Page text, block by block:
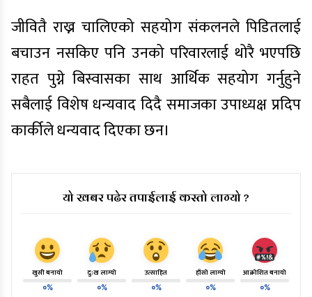
जीवितै राख्न चालिएको सहयोग संकलनले पिडितलाई
बचाउन नसकिए पनि उनको परिवारलाई थोरै भएपछि
राहत पुग्ने बिस्वासका साथ आर्थिक सहयोग गर्नुहुने
सबैलाई विशेष धन्यवाद दिदै समाजका उपाध्यक्ष प्रदिप
कार्कीले धन्यवाद दिएका छन।
यो खबर पढेर तपाईलाई कस्तो लाग्यो ?
खुसी बनायो
०%
दु:ख लाग्यो
०%
उत्साहित
०%
हाँसो लाग्यो
०%
आक्रोशित बनायो
०%